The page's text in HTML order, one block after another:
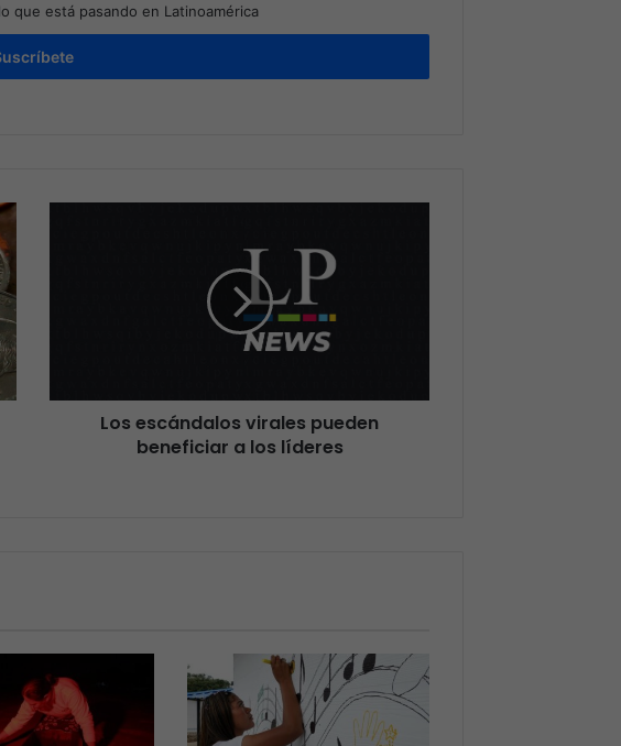
que está pasando en Latinoamérica
Los escándalos virales pueden
beneficiar a los líderes